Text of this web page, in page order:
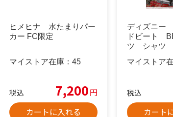
ヒメヒナ 水たまりパー
カー FC限定
マイストア在庫： 45
税込 7,200円
カートに入れる
ディズニー
ドビート
ツ シャツ
マイストア
税込
カート